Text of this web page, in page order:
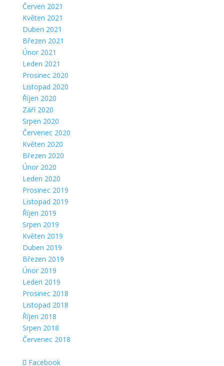
Červen 2021
Květen 2021
Duben 2021
Březen 2021
Únor 2021
Leden 2021
Prosinec 2020
Listopad 2020
Říjen 2020
Září 2020
Srpen 2020
Červenec 2020
Květen 2020
Březen 2020
Únor 2020
Leden 2020
Prosinec 2019
Listopad 2019
Říjen 2019
Srpen 2019
Květen 2019
Duben 2019
Březen 2019
Únor 2019
Leden 2019
Prosinec 2018
Listopad 2018
Říjen 2018
Srpen 2018
Červenec 2018
Facebook